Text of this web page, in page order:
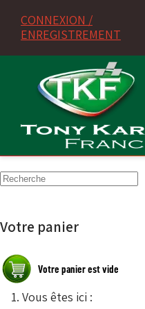
CONNEXION /
ENREGISTREMENT
Votre panier
Vous êtes ici :